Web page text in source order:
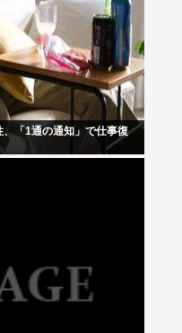
、「1通の通知」で仕事復